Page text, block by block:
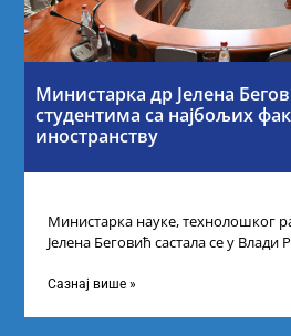
Министарка др Јелена
студентима са најбољих
иностранству
Министарка науке, технолошког
Јелена Беговић састала се у Влади
Сазнај више »